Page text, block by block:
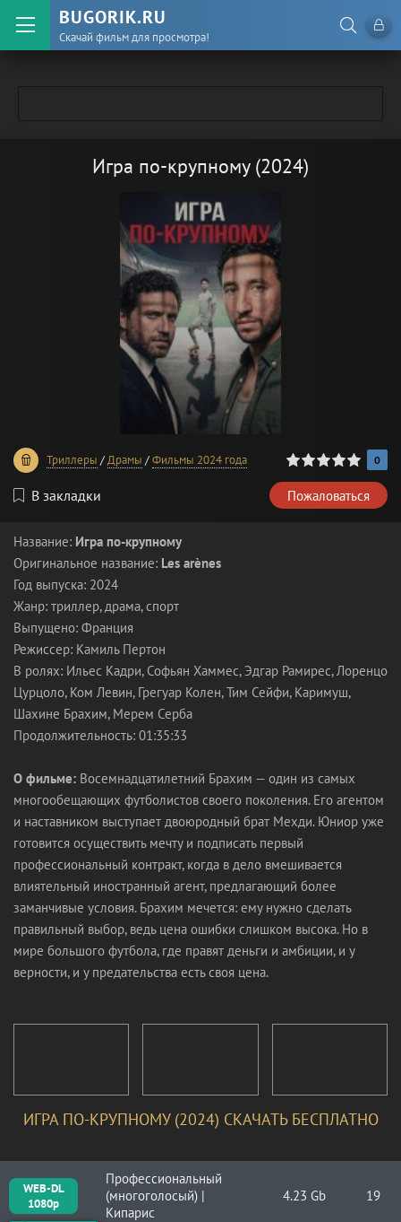
BUGORIK.RU
Скачай фильм для просмотра!
Игра по-крупному (2024)
Триллеры /Драмы /Фильмы 2024 года
0 1 2 3 4 0
В закладки Пожаловаться
Название: Игра по-крупному
Оригинальное название: Les arènes
Год выпуска: 2024
Жанр: триллер, драма, спорт
Выпущено: Франция
Режиссер: Камиль Пертон
В ролях: Ильес Кадри, Софьян Хаммес, Эдгар Рамирес, Лоренцо
Цурцоло, Ком Левин, Грегуар Колен, Тим Сейфи, Каримуш,
Шахине Брахим, Мерем Серба
Продолжительность: 01:35:33
О фильме: Восемнадцатилетний Брахим — один из самых
многообещающих футболистов своего поколения. Его агентом
и наставником выступает двоюродный брат Мехди. Юниор уже
готовится осуществить мечту и подписать первый
профессиональный контракт, когда в дело вмешивается
влиятельный иностранный агент, предлагающий более
заманчивые условия. Брахим мечется: ему нужно сделать
правильный выбор, ведь цена ошибки слишком высока. Но в
мире большого футбола, где правят деньги и амбиции, и у
верности, и у предательства есть своя цена.
ИГРА ПО-КРУПНОМУ (2024) СКАЧАТЬ БЕСПЛАТНО
WEB-DL
1080p
Профессиональный
(многоголосый) |
Кипарис
4.23 Gb 19